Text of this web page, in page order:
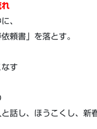
、
頼書」を落とす。
す
話し、ほうこくし、新